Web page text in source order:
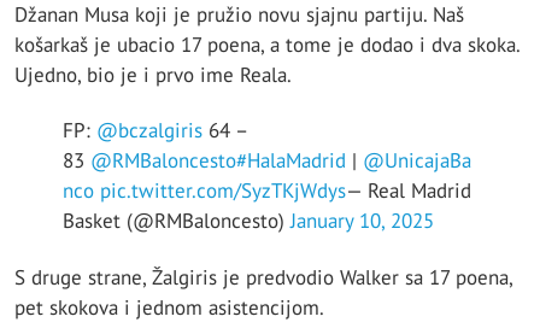
Džanan Musa koji je pružio novu sjajnu partiju. Naš
košarkaš je ubacio 17 poena, a tome je dodao i dva skoka.
Ujedno, bio je i prvo ime Reala.
FP: @bczalgiris 64 –
83 @RMBaloncesto#HalaMadrid | @UnicajaBa
nco pic.twitter.com/SyzTKjWdys— Real Madrid
Basket (@RMBaloncesto)January 10, 2025
S druge strane, Žalgiris je predvodio Walker sa 17 poena,
pet skokova i jednom asistencijom.